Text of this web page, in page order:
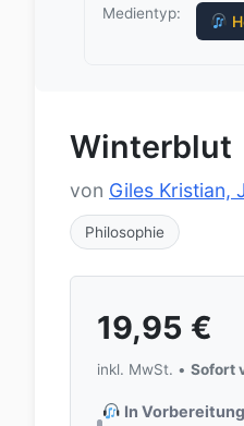
Medientyp:
Winterblut
von Giles Kristian,
Philosophie
19,95 €
inkl. MwSt. • Sofort
In Vorbereitung